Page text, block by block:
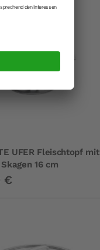
UFER Fleischtopf mit
16 cm
€